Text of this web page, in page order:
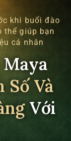
khi buổi đào
thể giúp bạn
cá nhân
Số Và
Với